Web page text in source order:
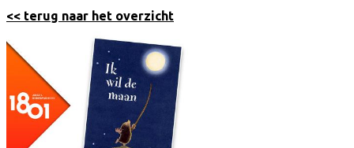
<< terug naar het overzicht